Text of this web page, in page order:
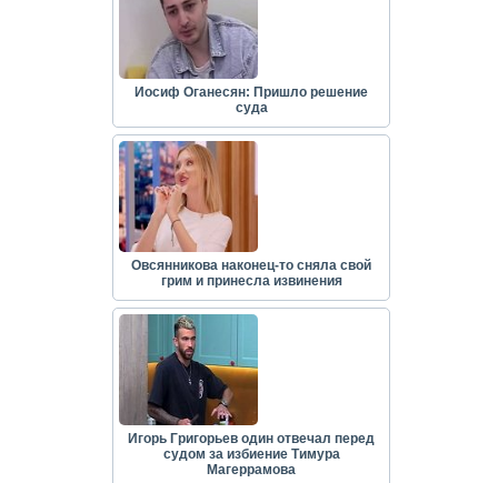
Иосиф Оганесян: Пришло решение
суда
Овсянникова наконец-то сняла свой
грим и принесла извинения
Игорь Григорьев один отвечал перед
судом за избиение Тимура
Магеррамова